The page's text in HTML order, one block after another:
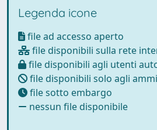
Legenda icone
file ad accesso aperto
file disponibili sulla rete
file disponibili agli utenti
file disponibili solo agli
file sotto embargo
nessun file disponibile